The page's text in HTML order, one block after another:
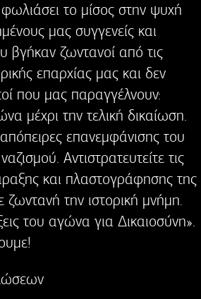
το μίσος στην ψυχή
μας συγγενείς και
βγήκαν ζωντανοί από τις
επαρχίας μας και δεν
που μας παραγγέλνουν:
μέχρι την τελική δικαίωση.
επανεμφάνισης του
Αντιστρατευτείτε τις
και πλαστογράφησης της
ζωντανή την ιστορική μνήμη.
του αγώνα για Δικαιοσύνη».